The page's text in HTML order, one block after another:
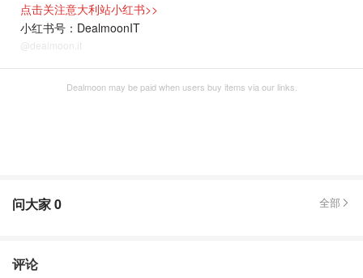
点击关注意大利站小红书>>
小红书号：DealmoonIT
@dealmoon.it
Dealmoon may be paid when users buy items via our links.
问大家0 全部
评论